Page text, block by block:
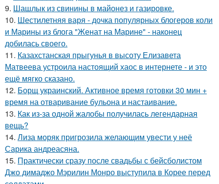
9. Шашлык из свинины в майонез и газировке.
10. Шестилетняя варя - дочка популярных блогеров коли
и Марины из блога "Женат на Марине" - наконец
добилась своего.
11. Казахстанская прыгунья в высоту Елизавета
Матвеева устроила настоящий хаос в интернете - и это
ещё мягко сказано.
12. Борщ украинский. Активное время готовки 30 мин +
время на отваривание бульона и настаивание.
13. Как из-за одной жалобы получилась легендарная
вещь?
14. Лиза моряк пригрозила желающим увести у неё
Сарика андреасяна.
15. Практически сразу после свадьбы с бейсболистом
Джо димаджо Мэрилин Монро выступила в Корее перед